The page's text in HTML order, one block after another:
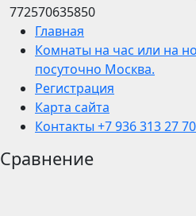
772570635850
Главная
Комнаты на час или на
посуточно Москва.
Регистрация
Карта сайта
Контакты +7 936 313 27
Сравнение